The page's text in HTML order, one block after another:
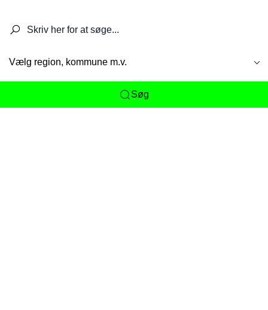
Vælg region, kommune m.v.
Søg